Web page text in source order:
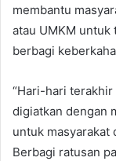
membantu
atau UMKM
berbagi
“Hari-hari terakhir
digiatkan dengan
untuk masyarakat
Berbagi ratusan